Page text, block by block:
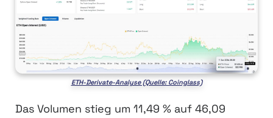
ETH-Derivate-Analyse (Quelle: Coinglass)
Das Volumen stieg um 11,49 % auf 46,09